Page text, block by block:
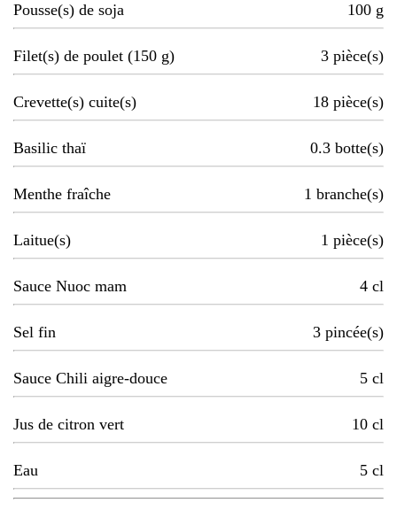
Pousse(s) de soja 100 g
Filet(s) de poulet (150 g) 3 pièce(s)
Crevette(s) cuite(s) 18 pièce(s)
Basilic thaï 0.3 botte(s)
Menthe fraîche 1 branche(s)
Laitue(s) 1 pièce(s)
Sauce Nuoc mam 4 cl
Sel fin 3 pincée(s)
Sauce Chili aigre-douce 5 cl
Jus de citron vert 10 cl
Eau 5 cl